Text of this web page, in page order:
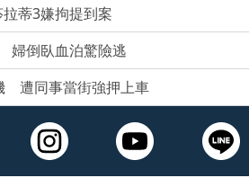
蒂3嫌拘提到案
婦倒臥血泊驚險逃
遭同事當街強押上車